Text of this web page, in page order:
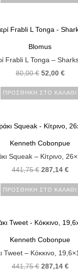
Blomus
Frabli L Tonga –
80,00€ 52,00 €
ΠΡΟΣΘΉΚΗ ΣΤΟ ΚΑΛΆΘΙ
Kenneth Cobonpue
Squeak – Κίτρινο,
441,75€ 287,14 €
ΠΡΟΣΘΉΚΗ ΣΤΟ ΚΑΛΆΘΙ
Kenneth Cobonpue
Tweet – Κόκκινο,
441,75€ 287,14 €